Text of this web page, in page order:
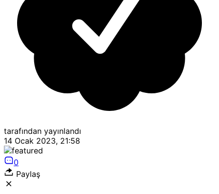
tarafından yayınlandı
14 Ocak 2023, 21:58
0
Paylaş